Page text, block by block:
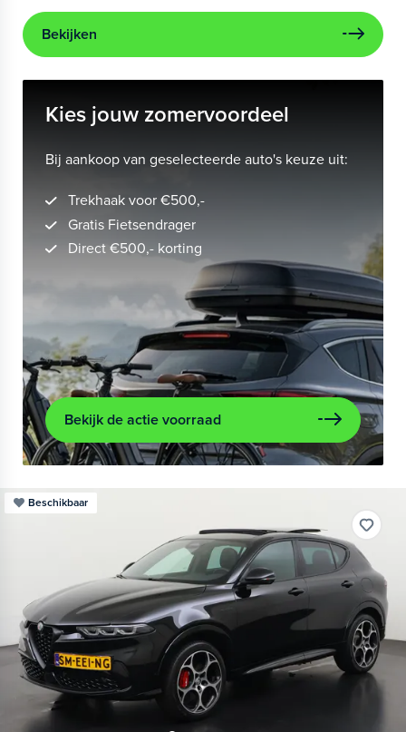
Bekijken
Kies jouw zomervoordeel
Bij aankoop van geselecteerde auto's keuze uit:
Trekhaak voor €500,-
Gratis Fietsendrager
Direct €500,- korting
Bekijk de actie voorraad
Beschikbaar